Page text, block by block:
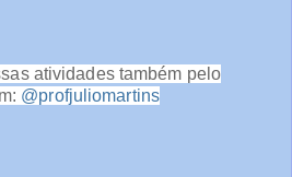
atividades também pelo
@profjuliomartins